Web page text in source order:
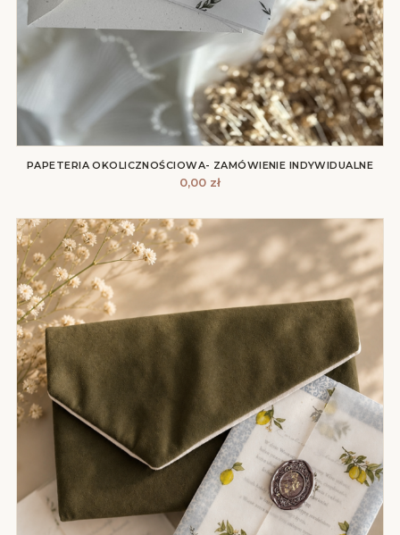
PAPETERIA OKOLICZNOŚCIOWA- ZAMÓWIENIE INDYWIDUALNE
0,00 zł